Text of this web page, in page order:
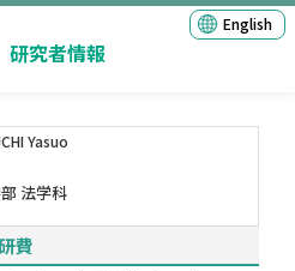
研究者情報
English
Yasuo
法学科
費